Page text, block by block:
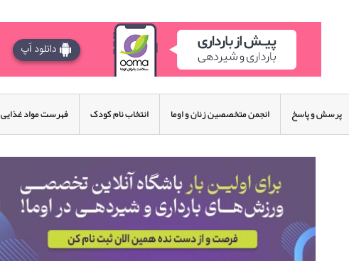
پرسش و پاسخ انجمن متخصصین زنان و اوما انتخاب نام کودک فهرست مواد غذایی